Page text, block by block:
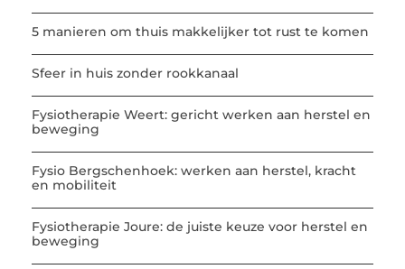
5 manieren om thuis makkelijker tot rust te komen
Sfeer in huis zonder rookkanaal
Fysiotherapie Weert: gericht werken aan herstel en
beweging
Fysio Bergschenhoek: werken aan herstel, kracht
en mobiliteit
Fysiotherapie Joure: de juiste keuze voor herstel en
beweging